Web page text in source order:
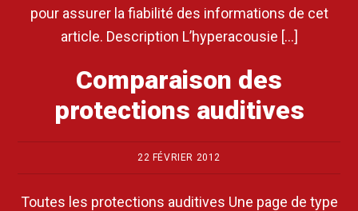
pour assurer la fiabilité des informations de cet
article. Description L’hyperacousie […]
Comparaison des
protections auditives
22 FÉVRIER 2012
Toutes les protections auditives Une page de type